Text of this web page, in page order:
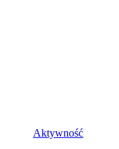
Aktywność